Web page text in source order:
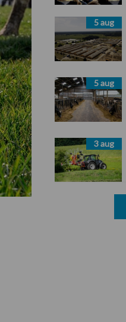
5 aug
5 aug
3 aug